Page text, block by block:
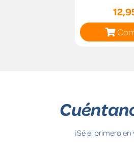
¡Sé el primero